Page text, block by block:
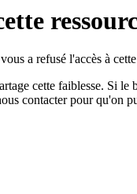
a refusé l'accès à
cette faiblesse. Si
contacter pour qu'on